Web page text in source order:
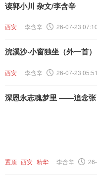
读郭小川 杂文/李含辛
西安 李含辛 26-07-23 07:10
浣溪沙·小窗独坐（外一首
西安 李含辛 26-07-23 05:51
置顶 西安 精华 李含辛